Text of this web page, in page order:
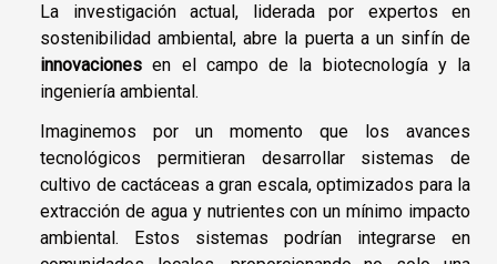
La investigación actual, liderada por expertos en
sostenibilidad ambiental, abre la puerta a un sinfín de
innovaciones en el campo de la biotecnología y la
ingeniería ambiental.
Imaginemos por un momento que los avances
tecnológicos permitieran desarrollar sistemas de
cultivo de cactáceas a gran escala, optimizados para la
extracción de agua y nutrientes con un mínimo impacto
ambiental. Estos sistemas podrían integrarse en